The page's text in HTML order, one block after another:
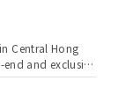
Central Hong
and exclusive